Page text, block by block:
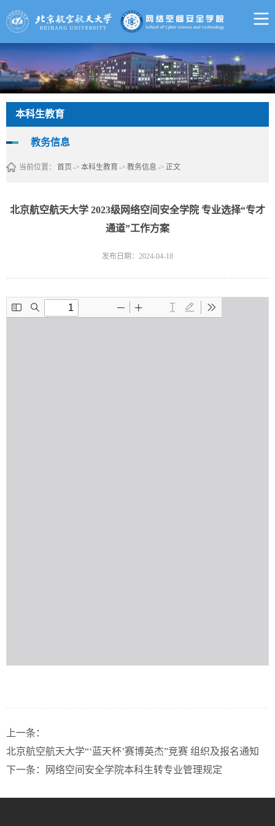
本科生教育
教务信息
当前位置： 首页 -> 本科生教育 -> 教务信息 -> 正文
北京航空航天大学 2023级网络空间安全学院 专业选择“专才
通道”工作方案
发布日期：2024-04-18
上一条：
北京航空航天大学“‘蓝天杯’赛博英杰”竞赛 组织及报名通知
下一条：
网络空间安全学院本科生转专业管理规定